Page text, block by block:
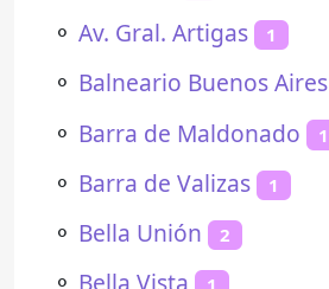
⚬ Av. Gral. Artigas 1
⚬ Balneario Buenos Aires
⚬ Barra de Maldonado 1
⚬ Barra de Valizas 1
⚬ Bella Unión 2